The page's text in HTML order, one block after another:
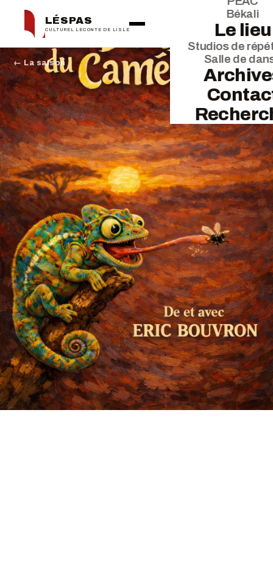
LÉSPAS
CULTUREL LECONTE DE LISLE
Békali
Le lieu
Studios de
Salle de
← La saison